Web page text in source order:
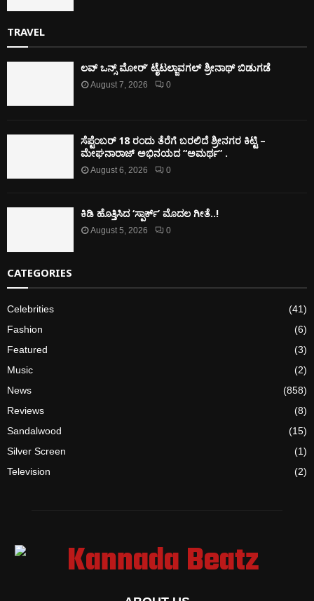
TRAVEL
ಲವ್ ಒನ್ಸ್ ಮೋರ್’ ಟೈಟಲ್ಜಾವಗಲ್ ಶ್ರೀನಾಥ್ ಬಿಡುಗಡೆ
August 7, 2026 0
ಸೆಪ್ಟೆಂಬರ್ 18 ರಂದು ತೆರೆಗೆ ಬರಲಿದೆ ಶ್ರೀನಗರ ಕಿಟ್ಟಿ –
ಮೇಘನಾರಾಜ್ ಅಭಿನಯದ “ಅಮರ್ಥ” .
August 6, 2026 0
ಕಿಡಿ‌‌ ಹೊತ್ತಿಸಿದ ‘ಸ್ಪಾರ್ಕ್’ ಮೊದಲ‌ ಗೀತೆ..!
August 5, 2026 0
CATEGORIES
Celebrities
(41)
Fashion
(6)
Featured
(3)
Music
(2)
News
(858)
Reviews
(8)
Sandalwood
(15)
Silver Screen
(1)
Television
(2)